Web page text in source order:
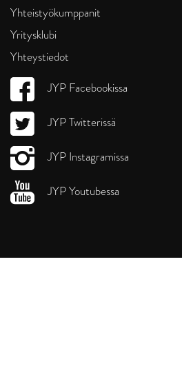
Yhteistyökumppanit
Yritysklubi
Yhteystiedot
JYP Facebookissa
JYP Twitterissä
JYP Instagramissa
JYP Youtubessa